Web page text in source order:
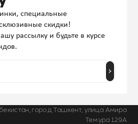
город Ташкент, улица Амира
Темура 129А
специальные
скидки!
рассылку и будьте в курсе